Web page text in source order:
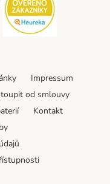
Impressum
od smlouvy
Kontakt